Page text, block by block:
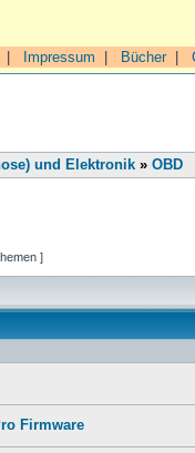
Impressum Bücher|
und Elektronik » OBD
]
Firmware